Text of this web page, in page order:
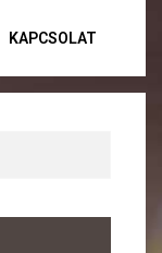
KAPCSOLAT